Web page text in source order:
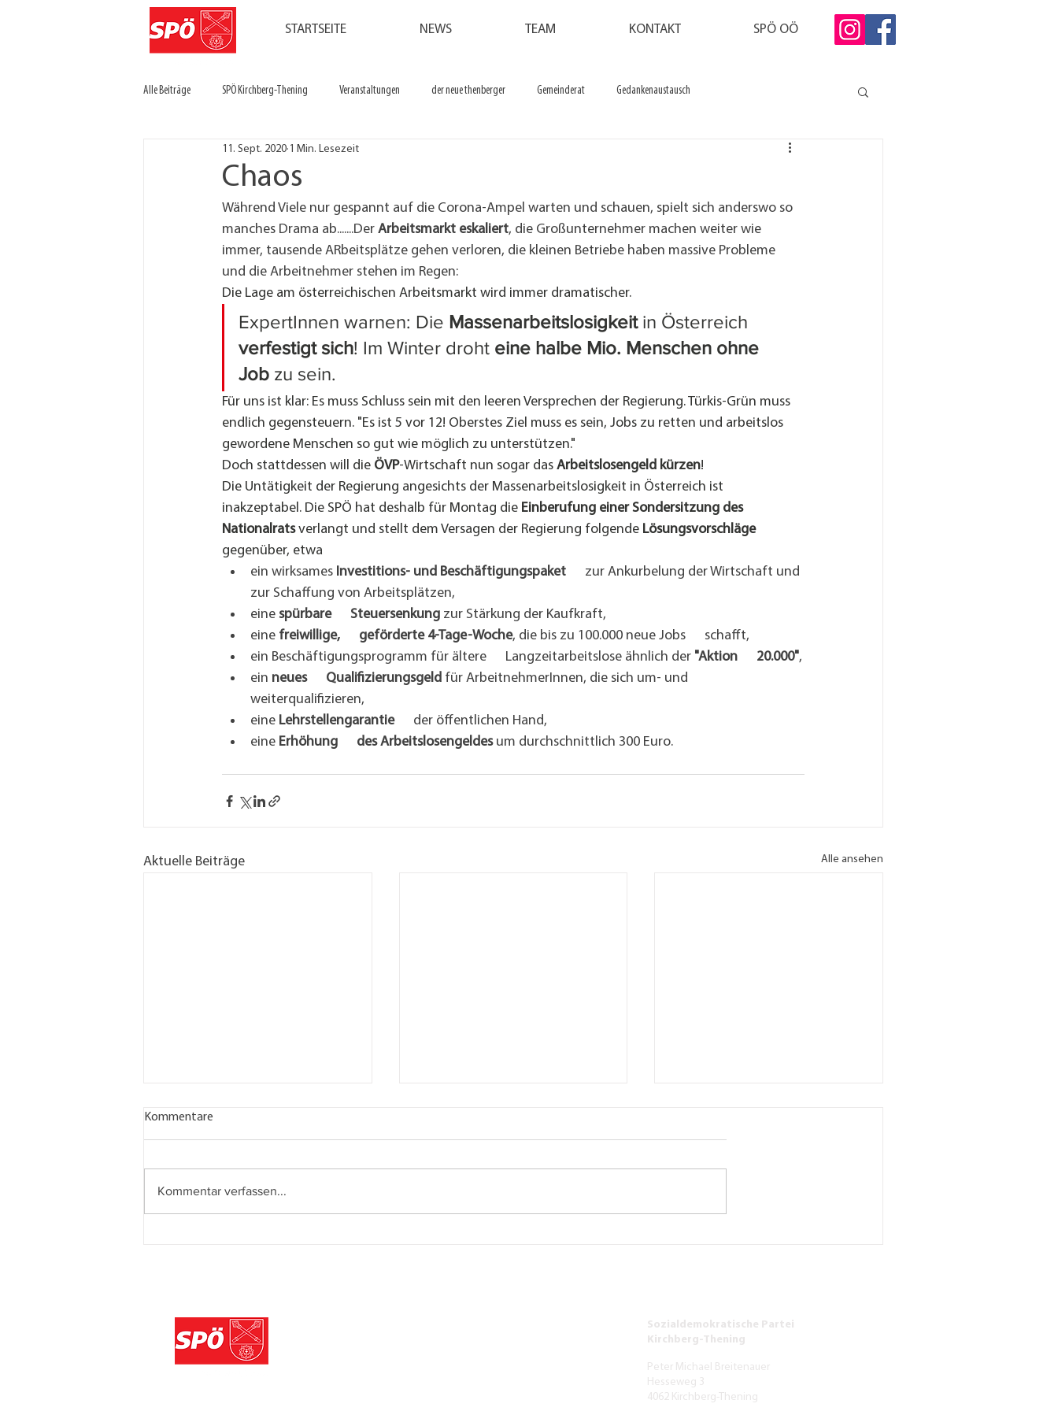
STARTSEITE NEWS TEAM KONTAKT SPÖ OÖ
Alle Beiträge SPÖ Kirchberg-Thening Veranstaltungen der neue thenberger Gemeinderat Gedankenaustausch
Chaos
11. Sept. 2020 1 Min. Lesezeit
Während Viele nur gespannt auf die Corona-Ampel warten und schauen, spielt sich anderswo so
manches Drama ab.......Der Arbeitsmarkt eskaliert, die Großunternehmer machen weiter wie
immer, tausende ARbeitsplätze gehen verloren, die kleinen Betriebe haben massive Probleme
und die Arbeitnehmer stehen im Regen:
Die Lage am österreichischen Arbeitsmarkt wird immer dramatischer.
ExpertInnen warnen: Die Massenarbeitslosigkeit in Österreich
verfestigt sich! Im Winter droht eine halbe Mio. Menschen ohne
Job zu sein.
Für uns ist klar: Es muss Schluss sein mit den leeren Versprechen der Regierung. Türkis-Grün muss
endlich gegensteuern. "Es ist 5 vor 12! Oberstes Ziel muss es sein, Jobs zu retten und arbeitslos
gewordene Menschen so gut wie möglich zu unterstützen."
Doch stattdessen will die ÖVP-Wirtschaft nun sogar das Arbeitslosengeld kürzen!
Die Untätigkeit der Regierung angesichts der Massenarbeitslosigkeit in Österreich ist
inakzeptabel. Die SPÖ hat deshalb für Montag die Einberufung einer Sondersitzung des
Nationalrats verlangt und stellt dem Versagen der Regierung folgende Lösungsvorschläge
gegenüber, etwa
ein wirksames Investitions- und Beschäftigungspaket
      zur Ankurbelung der Wirtschaft und
zur Schaffung von Arbeitsplätzen,
eine spürbare      Steuersenkung zur Stärkung der Kaufkraft,
eine freiwillige,      geförderte 4-Tage-Woche, die bis zu 100.000 neue Jobs      schafft,
ein Beschäftigungsprogramm für ältere      Langzeitarbeitslose ähnlich der "Aktion      20.000",
ein neues      Qualifizierungsgeld für ArbeitnehmerInnen, die sich um- und
weiterqualifizieren,
eine Lehrstellengarantie
      der öffentlichen Hand,
eine Erhöhung      des Arbeitslosengeldes um durchschnittlich 300 Euro.
Aktuelle Beiträge Alle ansehen
Kommentare
Kommentar verfassen...
Sozialdemokratische Partei
Kirchberg-Thening
Peter Michael Breitenauer
Hesseweg 3
4062 Kirchberg-Thening